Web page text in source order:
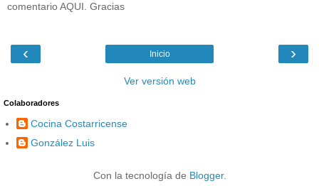
comentario AQUI. Gracias
‹ ›
Inicio
Ver versión web
Colaboradores
Cocina Costarricense
González Luis
Con la tecnología de Blogger.